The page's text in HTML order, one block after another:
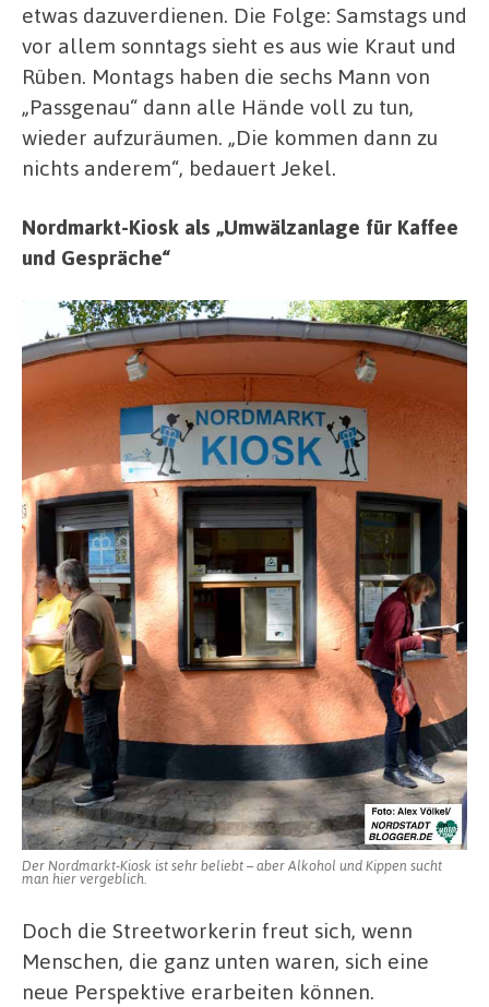
etwas dazuverdienen. Die Folge: Samstags und
vor allem sonntags sieht es aus wie Kraut und
Rüben. Montags haben die sechs Mann von
„Passgenau“ dann alle Hände voll zu tun,
wieder aufzuräumen. „Die kommen dann zu
nichts anderem“, bedauert Jekel.
Nordmarkt-Kiosk als „Umwälzanlage für Kaffee
und Gespräche“
Der Nordmarkt-Kiosk ist sehr beliebt – aber Alkohol und Kippen sucht
man hier vergeblich.
Doch die Streetworkerin freut sich, wenn
Menschen, die ganz unten waren, sich eine
neue Perspektive erarbeiten können.